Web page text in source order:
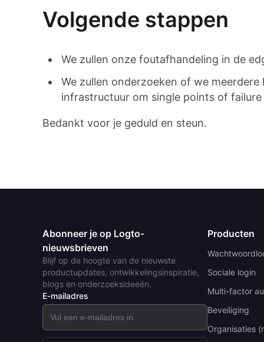
Volgende stappen
We zullen onze foutafhandeling in de
We zullen onderzoeken of we
infrastructuur om single points of
Bedankt voor je geduld en steun.
Abonneer je op Logto-
nieuwsbrieven
Blijf op de hoogte van de nieuwste
productupdates, ontwikkelingsinspiratie,
blogs en onderzoeksideeën.
E-mailadres
Producten
Sociale login
Multi-factor
Beveiliging
Organisaties